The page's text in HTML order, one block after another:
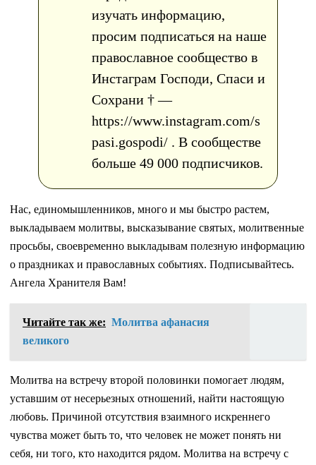
изучать информацию,
просим подписаться на наше
православное сообщество в
Инстаграм Господи, Спаси и
Сохрани † —
https://www.instagram.com/s
pasi.gospodi/ . В сообществе
больше 49 000 подписчиков.
Нас, единомышленников, много и мы быстро растем,
выкладываем молитвы, высказывание святых, молитвенные
просьбы, своевременно выкладывам полезную информацию
о праздниках и православных событиях. Подписывайтесь.
Ангела Хранителя Вам!
Читайте так же: Молитва афанасия
великого
Молитва на встречу второй половинки помогает людям,
уставшим от несерьезных отношений, найти настоящую
любовь. Причиной отсутствия взаимного искреннего
чувства может быть то, что человек не может понять ни
себя, ни того, кто находится рядом. Молитва на встречу с